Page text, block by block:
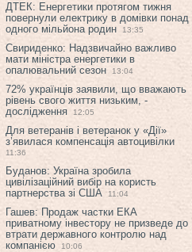
ДТЕК: Енергетики протягом тижня
повернули електрику в домівки понад
одного мільйона родин
13:35
Свириденко: Надзвичайно важливо
мати міністра енергетики в
опалювальний сезон
13:04
72% українців заявили, що вважають
рівень свого життя низьким, -
дослідження
12:05
Для ветеранів і ветеранок у «Дії»
з’явилася компенсація автоцивілки
11:36
Буданов: Україна зробила
цивілізаційний вибір на користь
партнерства зі США
11:04
Гашев: Продаж частки ЕКА
приватному інвестору не призведе до
втрати державного контролю над
компанією
10:06